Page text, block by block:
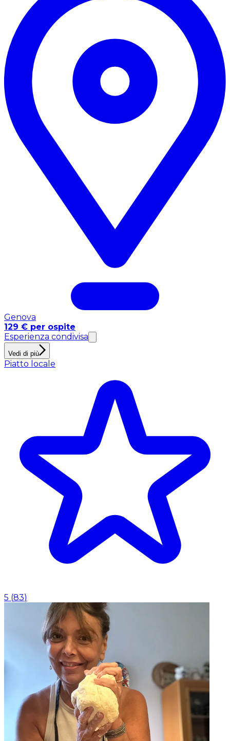
Genova
129 € per ospite
Esperienza condivisa
Vedi di più
Piatto locale
5 (83)